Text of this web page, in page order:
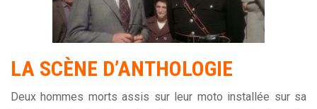
LA SCÈNE D’ANTHOLOGIE
Deux hommes morts assis sur leur moto installée sur sa